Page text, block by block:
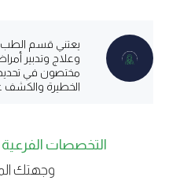
يعتني قسم
وعلاج وتدبير
مختصون في تحديد
الخطيرة والكشف
التخصصات
وجهتك